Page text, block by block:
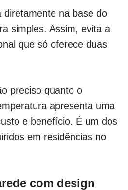
diretamente na base do
simples. Assim, evita a
que só oferece duas
preciso quanto o
apresenta uma
e benefício. É um dos
em residências no
com design